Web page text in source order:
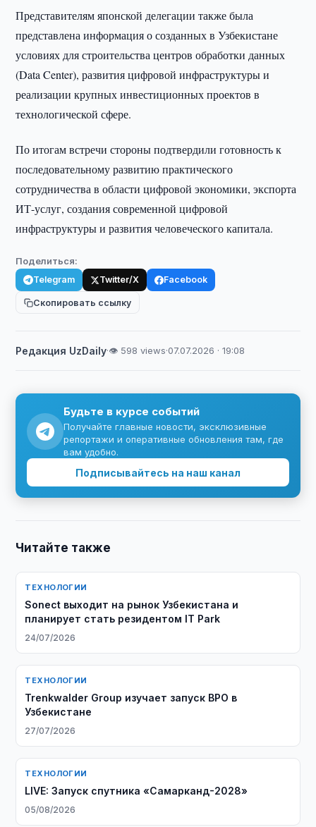
Представителям японской делегации также была
представлена информация о созданных в Узбекистане
условиях для строительства центров обработки данных
(Data Center), развития цифровой инфраструктуры и
реализации крупных инвестиционных проектов в
технологической сфере.
По итогам встречи стороны подтвердили готовность к
последовательному развитию практического
сотрудничества в области цифровой экономики, экспорта
ИТ-услуг, создания современной цифровой
инфраструктуры и развития человеческого капитала.
Поделиться:
Telegram Twitter/X Facebook
Скопировать ссылку
Редакция UzDaily·👁 598 views·07.07.2026 · 19:08
Будьте в курсе событий
Получайте главные новости, эксклюзивные
репортажи и оперативные обновления там, где
вам удобно.
Подписывайтесь на наш канал
Читайте также
ТЕХНОЛОГИИ
Sonect выходит на рынок Узбекистана и
планирует стать резидентом IT Park
24/07/2026
ТЕХНОЛОГИИ
Trenkwalder Group изучает запуск BPO в
Узбекистане
27/07/2026
ТЕХНОЛОГИИ
LIVE: Запуск спутника «Самарканд-2028»
05/08/2026